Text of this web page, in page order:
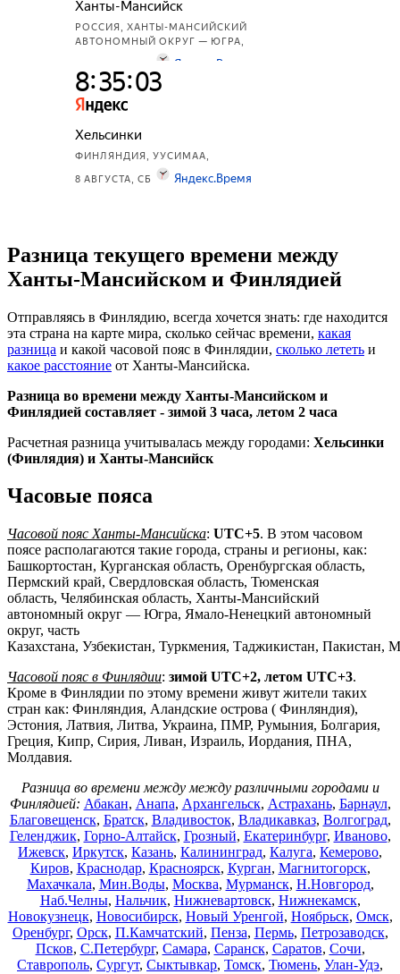
Разница текущего времени между
Ханты-Мансийском и Финлядией
Отправляясь в Финлядию, всегда хочется знать: где находится
эта страна на карте мира, сколько сейчас времени, какая
разница и какой часовой пояс в Финлядии, сколько лететь и
какое расстояние от Ханты-Мансийска.
Разница во времени между Ханты-Мансийском и
Финлядией составляет - зимой 3 часа, летом 2 часа
Расчетная разница учитывалась между городами: Хельсинки
(Финлядия) и Ханты-Мансийск
Часовые пояса
Часовой пояс Ханты-Мансийска: UTC+5. В этом часовом
поясе располагаются такие города, страны и регионы, как:
Башкортостан, Курганская область, Оренбургская область,
Пермский край, Свердловская область, Тюменская
область, Челябинская область, Ханты-Мансийский
автономный округ — Югра, Ямало-Ненецкий автономный
округ, часть
Казахстана, Узбекистан, Туркмения, Таджикистан, Пакистан,
Часовой пояс в Финлядии: зимой UTC+2, летом UTC+3.
Кроме в Финлядии по этому времени живут жители таких
стран как: Финляндия, Аландские острова ( Финляндия),
Эстония, Латвия, Литва, Украина, ПМР, Румыния, Болгария,
Греция, Кипр, Сирия, Ливан, Израиль, Иордания, ПНА,
Молдавия.
Разница во времени между между различными городами и
Финлядией: Абакан, Анапа, Архангельск, Астрахань, Барнаул,
Благовещенск, Братск, Владивосток, Владикавказ, Волгоград,
Геленджик, Горно-Алтайск, Грозный, Екатеринбург, Иваново,
Ижевск, Иркутск, Казань, Калининград, Калуга, Кемерово,
Киров, Краснодар, Красноярск, Курган, Магнитогорск,
Махачкала, Мин.Воды, Москва, Мурманск, Н.Новгород,
Наб.Челны, Нальчик, Нижневартовск, Нижнекамск,
Новокузнецк, Новосибирск, Новый Уренгой, Ноябрьск, Омск,
Оренбург, Орск, П.Камчатский, Пенза, Пермь, Петрозаводск,
Псков, С.Петербург, Самара, Саранск, Саратов, Сочи,
Ставрополь, Сургут, Сыктывкар, Томск, Тюмень, Улан-Удэ,